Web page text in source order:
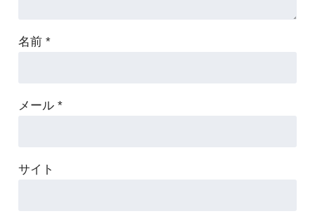
名前 *
メール *
サイト